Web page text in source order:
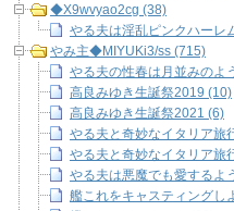
◆X9wvyao2cg (38)
やる夫は淫乱ピンクハーレ
やみ主◆MIYUKi3/ss (715)
やる夫の性春は月並みのよ
高良みゆき生誕祭2019 (10)
高良みゆき生誕祭2021 (6)
やる夫と奇妙なイタリア旅
やる夫と奇妙なイタリア旅
やる夫は悪魔でも愛するよ
艦これをキャスティングし